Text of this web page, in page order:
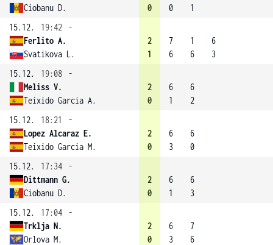
Ciobanu D.
0
0
1
15.12.
19:42
-
Ferlito A.
Svatikova L.
2
1
7
6
1
6
6
3
15.12.
19:08
-
Meliss V.
Teixido Garcia A.
2
0
6
1
6
2
15.12.
18:21
-
Lopez Alcaraz E.
Teixido Garcia M.
2
0
6
3
6
0
15.12.
17:34
-
Dittmann G.
Ciobanu D.
2
0
6
1
6
3
15.12.
17:04
-
Trklja N.
Orlova M.
2
0
6
3
7
6